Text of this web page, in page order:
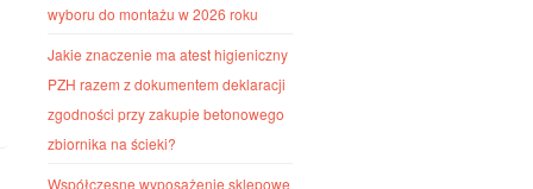
wyboru do montażu w 2026 roku
Jakie znaczenie ma atest higieniczny
PZH razem z dokumentem deklaracji
zgodności przy zakupie betonowego
zbiornika na ścieki?
Współczesne wyposażenie sklepowe